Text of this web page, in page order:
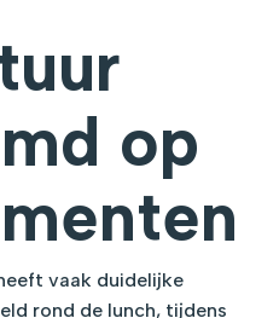
op
vaak duidelijke
rond de lunch, tijdens